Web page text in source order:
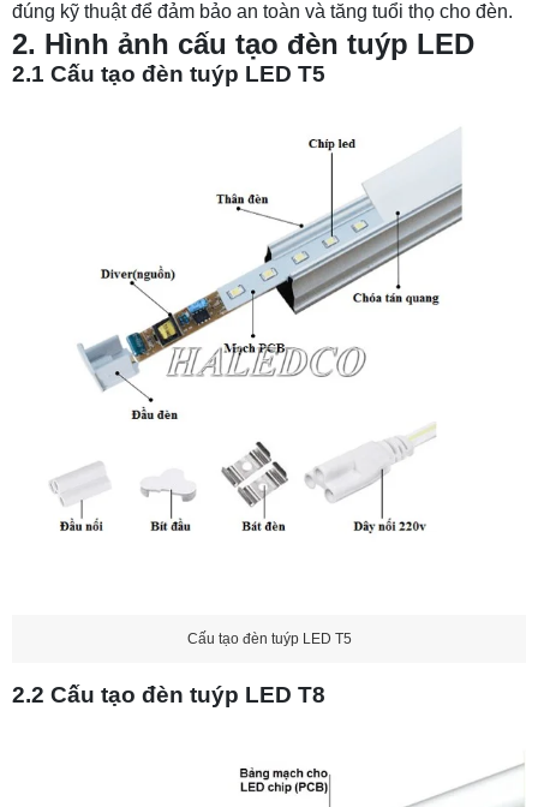
đúng kỹ thuật để đảm bảo an toàn và tăng tuổi thọ cho đèn.
2. Hình ảnh cấu tạo đèn tuýp LED
2.1 Cấu tạo đèn tuýp LED T5
Cấu tạo đèn tuýp LED T5
2.2 Cấu tạo đèn tuýp LED T8